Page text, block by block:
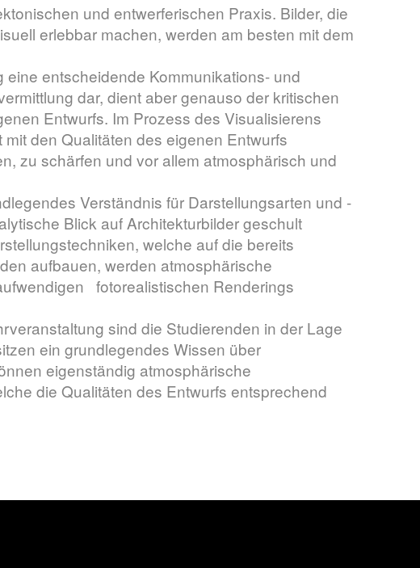
und entwerferischen Praxis. Bilder, die
erlebbar machen, werden am besten mit dem
entscheidende Kommunikations- und
dar, dient aber genauso der kritischen
Entwurfs. Im Prozess des Visualisierens
den Qualitäten des eigenen Entwurfs
zu schärfen und vor allem atmosphärisch und
Verständnis für Darstellungsarten und -
Blick auf Architekturbilder geschult
welche auf die bereits
aufbauen, werden atmosphärische
fotorealistischen Renderings
sind die Studierenden in der Lage
ein grundlegendes Wissen über
eigenständig atmosphärische
die Qualitäten des Entwurfs entsprechend